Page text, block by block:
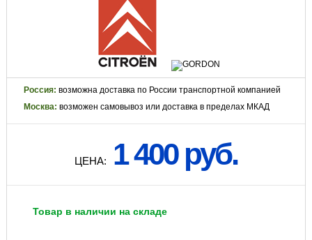
Россия: возможна доставка по России транспортной компанией
Москва: возможен самовывоз или доставка в пределах МКАД
ЦЕНА: 1 400 руб.
Товар в наличии на складе